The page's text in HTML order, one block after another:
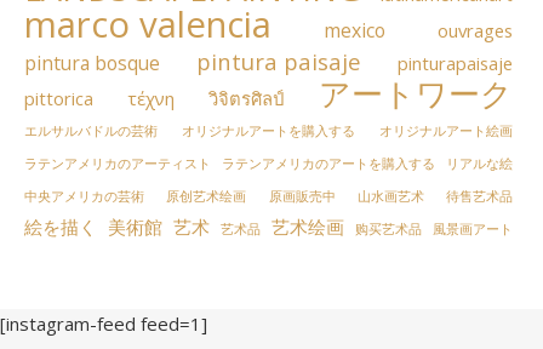
marco valencia mexico ouvrages
pintura bosque pintura paisaje
pinturapaisaje
pittorica
τέχνη วิจิตรศิลป์ アートワーク
エルサルバドルの芸術 オリジナルアートを購入する
オリジナルアート絵画
ラテンアメリカのアーティスト
ラテンアメリカのアートを購入する
リアルな絵
中央アメリカの芸術
原创艺术绘画 原画販売中 山水画艺术 待售艺术品
絵を描く 美術館 艺术 艺术品 艺术绘画 购买艺术品 風景画アート
[instagram-feed feed=1]